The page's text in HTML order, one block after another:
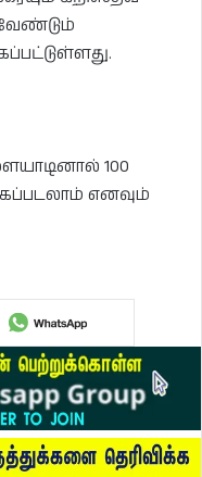
100
எனவும்